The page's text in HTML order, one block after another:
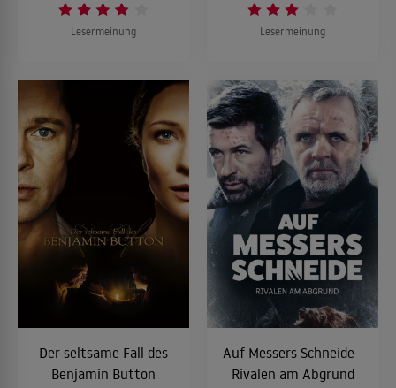
Lesermeinung Lesermeinung
Der seltsame Fall des
Benjamin Button
Auf Messers Schneide -
Rivalen am Abgrund